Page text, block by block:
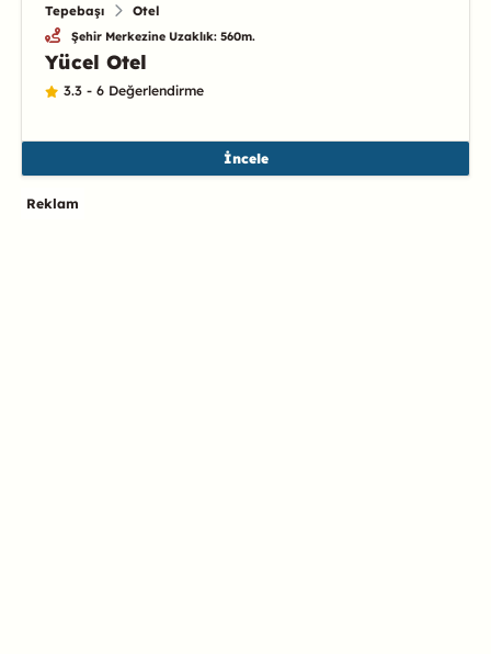
Tepebaşı Otel
Şehir Merkezine Uzaklık: 560m.
Yücel Otel
3.3 - 6 Değerlendirme
İncele
Reklam